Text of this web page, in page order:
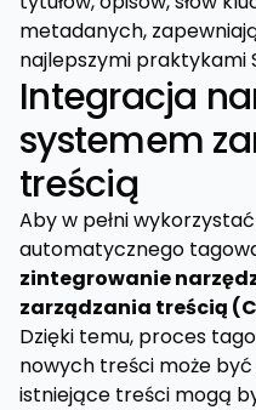
metadanych,
najlepszymi praktykami
Integracja
systemem
treścią
Aby w pełni
automatycznego
zintegrowanie
zarządzania treścią
Dzięki temu, proces
nowych treści może
istniejące treści mogą